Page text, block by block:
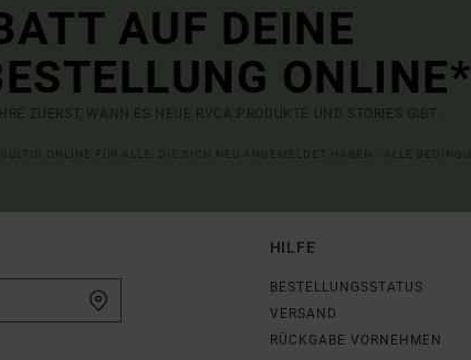
AUF DEINE
ONLINE*
ZUERST, WANN ES NEUE RVCA PRODUKTE UND STORIES GIBT.
HILFE
BESTELLUNGSSTATUS
VERSAND
RÜCKGABE VORNEHMEN